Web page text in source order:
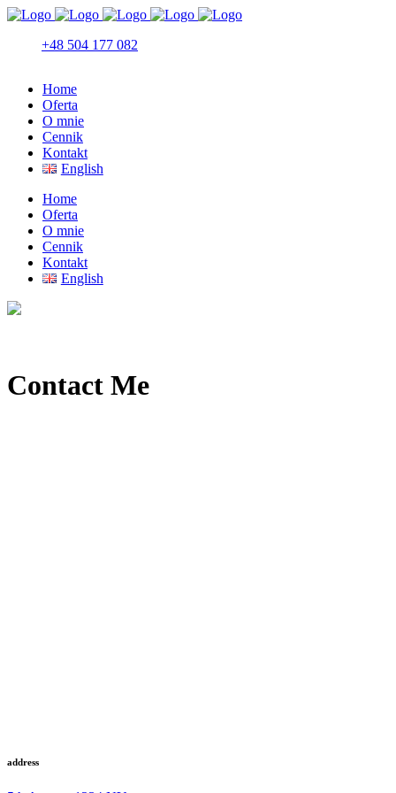
+48 504 177 082
Home
Oferta
O mnie
Cennik
Kontakt
English
Home
Oferta
O mnie
Cennik
Kontakt
English
Contact Me
address